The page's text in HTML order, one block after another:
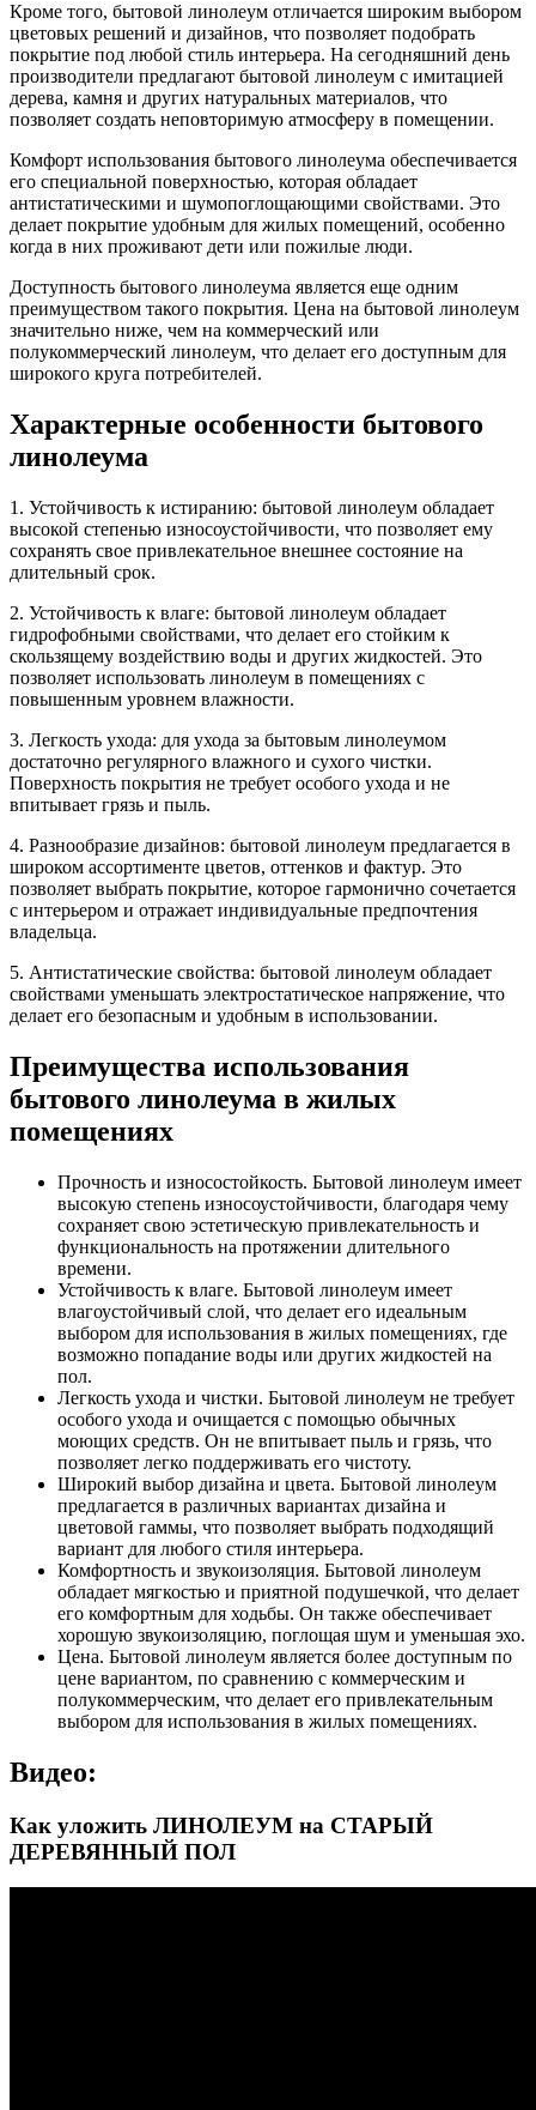
Кроме того, бытовой линолеум отличается широким выбором
цветовых решений и дизайнов, что позволяет подобрать
покрытие под любой стиль интерьера. На сегодняшний день
производители предлагают бытовой линолеум с имитацией
дерева, камня и других натуральных материалов, что
позволяет создать неповторимую атмосферу в помещении.
Комфорт использования бытового линолеума обеспечивается
его специальной поверхностью, которая обладает
антистатическими и шумопоглощающими свойствами. Это
делает покрытие удобным для жилых помещений, особенно
когда в них проживают дети или пожилые люди.
Доступность бытового линолеума является еще одним
преимуществом такого покрытия. Цена на бытовой линолеум
значительно ниже, чем на коммерческий или
полукоммерческий линолеум, что делает его доступным для
широкого круга потребителей.
Характерные особенности бытового
линолеума
1. Устойчивость к истиранию: бытовой линолеум обладает
высокой степенью износоустойчивости, что позволяет ему
сохранять свое привлекательное внешнее состояние на
длительный срок.
2. Устойчивость к влаге: бытовой линолеум обладает
гидрофобными свойствами, что делает его стойким к
скользящему воздействию воды и других жидкостей. Это
позволяет использовать линолеум в помещениях с
повышенным уровнем влажности.
3. Легкость ухода: для ухода за бытовым линолеумом
достаточно регулярного влажного и сухого чистки.
Поверхность покрытия не требует особого ухода и не
впитывает грязь и пыль.
4. Разнообразие дизайнов: бытовой линолеум предлагается в
широком ассортименте цветов, оттенков и фактур. Это
позволяет выбрать покрытие, которое гармонично сочетается
с интерьером и отражает индивидуальные предпочтения
владельца.
5. Антистатические свойства: бытовой линолеум обладает
свойствами уменьшать электростатическое напряжение, что
делает его безопасным и удобным в использовании.
Преимущества использования
бытового линолеума в жилых
помещениях
Прочность и износостойкость. Бытовой линолеум имеет
высокую степень износоустойчивости, благодаря чему
сохраняет свою эстетическую привлекательность и
функциональность на протяжении длительного
времени.
Устойчивость к влаге. Бытовой линолеум имеет
влагоустойчивый слой, что делает его идеальным
выбором для использования в жилых помещениях, где
возможно попадание воды или других жидкостей на
пол.
Легкость ухода и чистки. Бытовой линолеум не требует
особого ухода и очищается с помощью обычных
моющих средств. Он не впитывает пыль и грязь, что
позволяет легко поддерживать его чистоту.
Широкий выбор дизайна и цвета. Бытовой линолеум
предлагается в различных вариантах дизайна и
цветовой гаммы, что позволяет выбрать подходящий
вариант для любого стиля интерьера.
Комфортность и звукоизоляция. Бытовой линолеум
обладает мягкостью и приятной подушечкой, что делает
его комфортным для ходьбы. Он также обеспечивает
хорошую звукоизоляцию, поглощая шум и уменьшая эхо.
Цена. Бытовой линолеум является более доступным по
цене вариантом, по сравнению с коммерческим и
полукоммерческим, что делает его привлекательным
выбором для использования в жилых помещениях.
Видео:
Как уложить ЛИНОЛЕУМ на СТАРЫЙ
ДЕРЕВЯННЫЙ ПОЛ